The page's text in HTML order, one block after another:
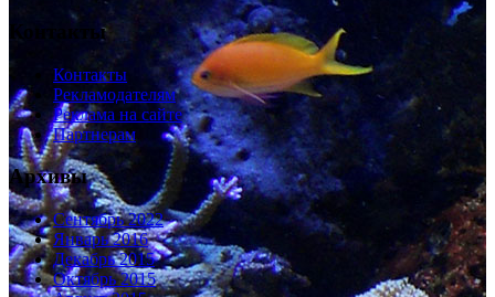
Контакты
Контакты
Рекламодателям
Реклама на сайте
Партнерам
Архивы
Сентябрь 2022
Январь 2016
Декабрь 2015
Октябрь 2015